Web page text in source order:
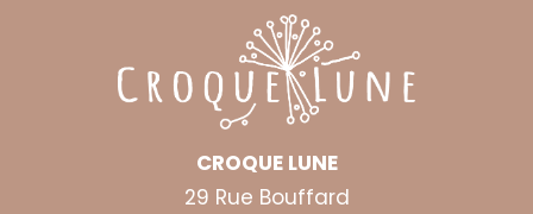
CROQUE LUNE
29 Rue Bouffard